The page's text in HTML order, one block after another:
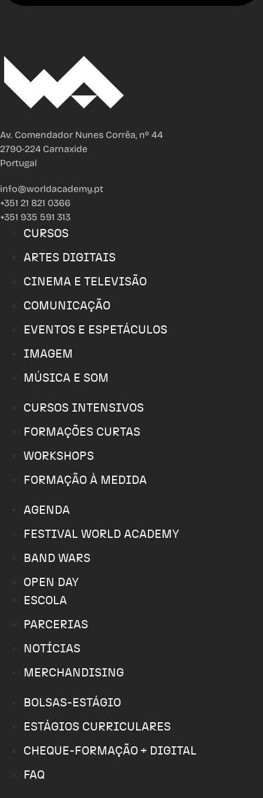
Av. Comendador Nunes Corrêa, nº 44
2790-224 Carnaxide
Portugal
info@worldacademy.pt
+351 21 821 0366
+351 935 591 313
CURSOS
ARTES DIGITAIS
CINEMA E TELEVISÃO
COMUNICAÇÃO
EVENTOS E ESPETÁCULOS
IMAGEM
MÚSICA E SOM
CURSOS INTENSIVOS
FORMAÇÕES CURTAS
WORKSHOPS
FORMAÇÃO À MEDIDA
AGENDA
FESTIVAL WORLD ACADEMY
BAND WARS
OPEN DAY
ESCOLA
PARCERIAS
NOTÍCIAS
MERCHANDISING
BOLSAS-ESTÁGIO
ESTÁGIOS CURRICULARES
CHEQUE-FORMAÇÃO + DIGITAL
FAQ